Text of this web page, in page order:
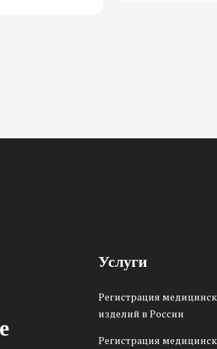
Услуги
Регистрация
изделий в России
Регистрация